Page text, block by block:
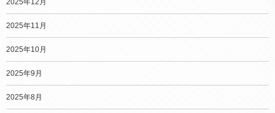
2025年12月
2025年11月
2025年10月
2025年9月
2025年8月